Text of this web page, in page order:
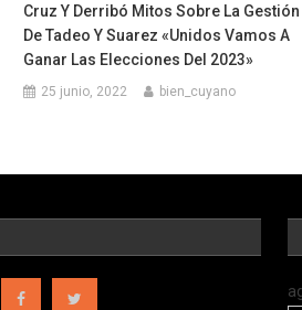
Cruz Y Derribó Mitos Sobre La Gestión
De Tadeo Y Suarez «Unidos Vamos A
Ganar Las Elecciones Del 2023»
25 junio, 2022 bien_cuyano